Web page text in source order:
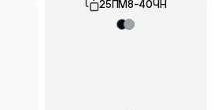
25ПМ8-40ЧН